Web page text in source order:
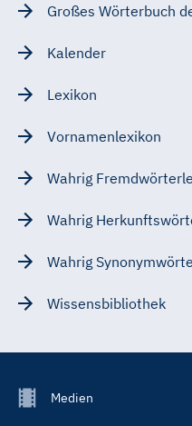
Großes Wörterbuch
Kalender
Lexikon
Vornamenlexikon
Wahrig
Wahrig
Wahrig
Wissensbibliothek
FooterMedien